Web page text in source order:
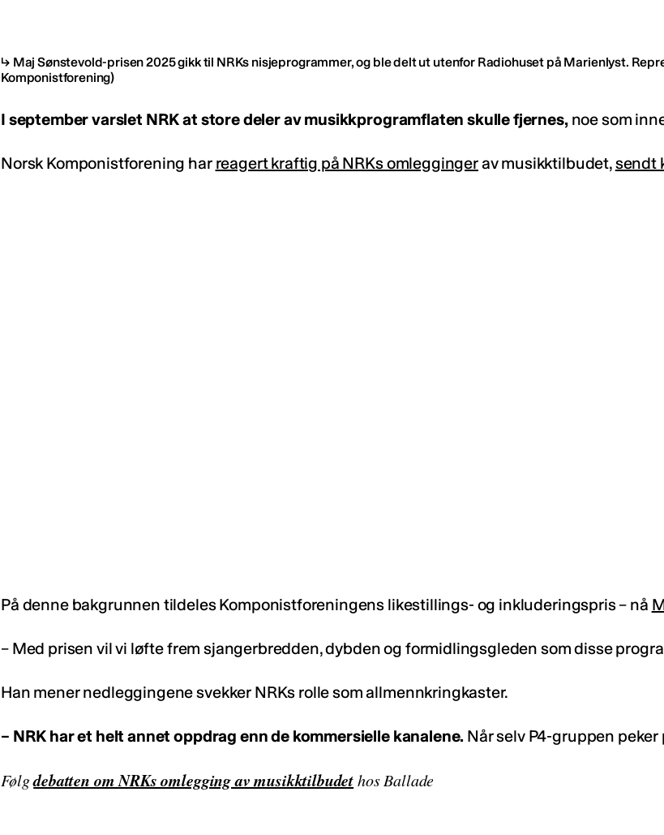
Maj Sønstevold-prisen 2025 gikk til NRKs nisjeprogrammer, og ble delt ut utenfor Radiohuset på Marienlyst.
Komponistforening)
I september varslet NRK at store deler av musikkprogramflaten skulle fjernes,noe som
Norsk Komponistforening har reagert kraftig på NRKs omleggingerav musikktilbudet,sendt
På denne bakgrunnen tildeles Komponistforeningens likestillings- og inkluderingspris – nå
– Med prisen vil vi løfte frem sjangerbredden, dybden og formidlingsgleden som disse
Han mener nedleggingene svekker NRKs rolle som allmennkringkaster.
– NRK har et helt annet oppdrag enn de kommersielle kanalene. Når selv P4-gruppen
Følgdebatten om NRKs omlegging av musikktilbudethos Ballade